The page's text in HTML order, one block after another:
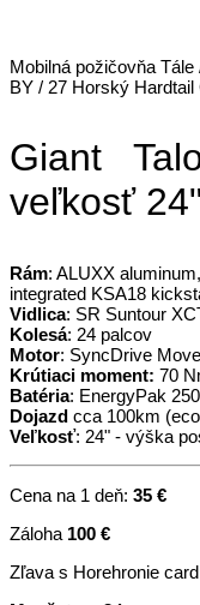
Mobilná požičovňa Tále
BY / 27 Horský Hardtail
Giant
veľkosť 24"
Rám: ALUXX
integrated KSA18
Vidlica: SR Suntour
Kolesá: 24 palcov
Motor: SyncDrive
Krútiaci moment: 70
Batéria: EnergyPak 250
Dojazd cca 100km
Veľkosť: 24" - výška
Cena na 1 deň: 35 €
Záloha 100 €
Zľava s Horehronie